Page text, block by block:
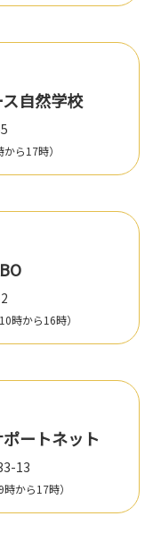
自然学校
ら17時）
時から16時）
ートネット
13
から17時）